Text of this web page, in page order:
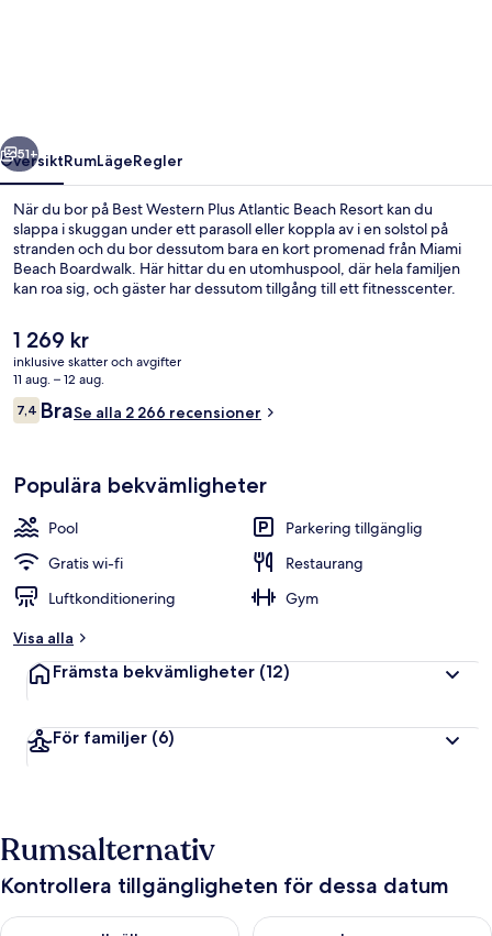
Nästa
51+
ÖversiktRumLägeRegler
När du bor på Best Western Plus Atlantic Beach Resort kan du
slappa i skuggan under ett parasoll eller koppla av i en solstol på
stranden och du bor dessutom bara en kort promenad från Miami
Beach Boardwalk. Här hittar du en utomhuspool, där hela familjen
kan roa sig, och gäster har dessutom tillgång till ett fitnesscenter.
höjdpunkter här är en bar vid poolen, en snackbar/deli och en
terrass. Poolen och prisvärdheten brukar uppskattas av våra
resenärer.
Det
nuvarande
priset
är
1 269 kr
1 269 kr
inklusive skatter och avgifter
11 aug. – 12 aug.
Recensioner
7,47,4 av 10,
BraSe alla 2 266 recensioner
Populära bekvämligheter
Pool
Parkering tillgänglig
Gratis wi-fi
Restaurang
Luftkonditionering
Gym
Visa alla
Främsta bekvämligheter (12)
För familjer (6)
Rumsalternativ
Kontrollera tillgängligheten för dessa datum
Kontrollera tillgängligheten för ikväll aug. 10 - aug. 11
Kontrollera tillgängligheten